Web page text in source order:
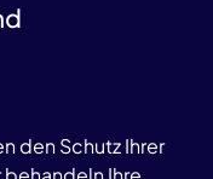
den Schutz Ihrer